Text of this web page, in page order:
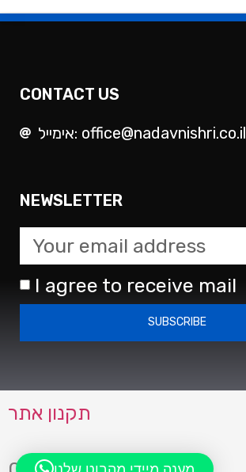
CONTACT US
אימייל: office@nadavnishri.co.il
NEWSLETTER
I agree to receive mail
SUBSCRIBE
תקנון אתר